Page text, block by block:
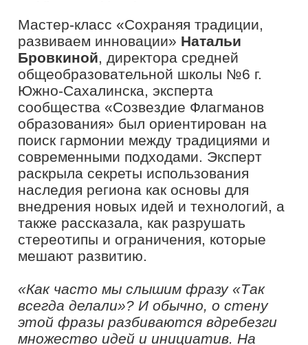
Замдиректора сельской школы
Даниловского района Сахалинской
областиТамара Князеваотметила,
чтоучастие в профессиональных
просветительских мероприятиях
становится ключевым инструментом
для педагогов, позволяя им не только
обмениваться опытом, но и находить
новые пути для
самосовершенствования.
«Участие в мероприятиях
профессионального мастерства,
таких как «Флагманская школа»
президентской платформы «Россия–
страна возможностей», позволяет
педагогам раскрыться с совершенно
новой стороны. В повседневной жизни
мы часто погружаемся в рутину и
личностного роста и развития.
Именно такие инициативы
предоставляют возможность
перенять опыт более опытных
коллег, услышать мнения других